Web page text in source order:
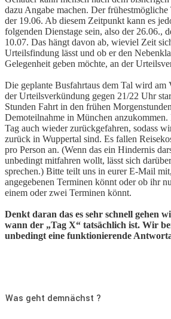
dazu Angabe machen. Der
der 19.06. Ab diesem Zeitpunkt kann es
folgenden Dienstage sein, also der 26.06.,
10.07. Das hängt davon ab, wieviel Zeit
Urteilsfindung lässt und ob er den
Gelegenheit geben möchte, an der
Die geplante Busfahrtaus dem Tal wird am
der Urteilsverkündung gegen 21/22 Uhr
Stunden Fahrt in den frühen
Demoteilnahme in München
Tag auch wieder zurückgefahren, sodass
zurück in Wuppertal sind. Es fallen
pro Person an. (Wenn das ein Hindernis
unbedingt mitfahren wollt, lässt sich
sprechen.) Bitte teilt uns in eurer E-Mail
angegebenen Terminen könnt oder ob ihr
einem oder zwei Terminen könnt.
Denkt daran das es sehr schnell gehen
wann der „Tag X“ tatsächlich ist. Wir
unbedingt eine funktionierende
Was geht demnächst ?